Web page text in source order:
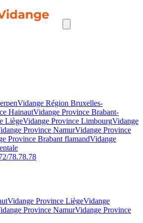
Vidange Région Bruxelles-
HainautVidange Province Brabant-
LiègeVidange Province LimbourgVidange
Province NamurVidange Province
Province Brabant flamandVidange
78.78.78
Vidange Province LiègeVidange
Province NamurVidange Province